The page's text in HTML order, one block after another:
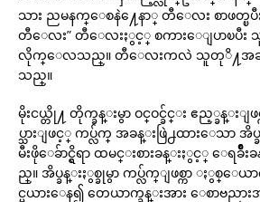
သား ညမနက္ေစနဲ႔ေနာ္ တီေလး စာဖတ္ၿ
တီေလး” တီေလးႏွင့္ စကားေျပာၿပီး
လိုက္ေလသည္။ တီေလးကလဲ သူတုိ႔အခန္း
သည္။
မိုးငယ္တို႔ တိုက္ခန္းမွာ ဝင္ဝင္ခ်င္း ဧည့္ခန္းျ
ပ္သားျဖင့္ ကပ္လ်က္ အခန္းဖြဲ႕ထားေသာ အိ
မီးဖိုေခ်ာင္ရွိရာ ထမင္းစားခန္းႏွင့္ ေရခ်ိဳ
ည္။ အိပ္ခန္းႏွစ္ခုမွာ ကပ္လ်က္ျဖစ္ကာ ႏွစ္ေယ
င္မယားေန၍ တေယာက္ခန္းအား ေစာဗညား